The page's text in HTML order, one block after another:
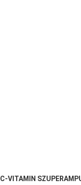
C-VITAMIN